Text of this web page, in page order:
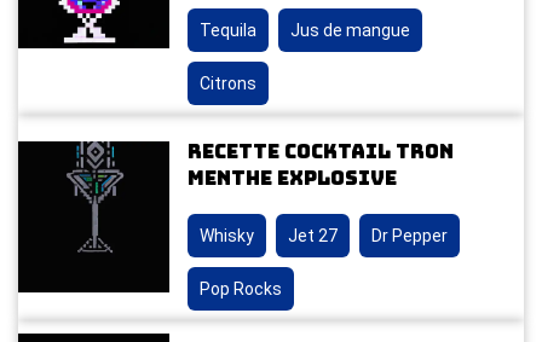
Tequila Jus de mangue
Citrons
Recette Cocktail Tron
Menthe Explosive
Whisky Jet 27 Dr Pepper
Pop Rocks